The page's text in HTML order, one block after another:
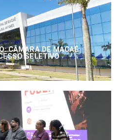
CÂMARA DE MACAÉ
SELETIVO